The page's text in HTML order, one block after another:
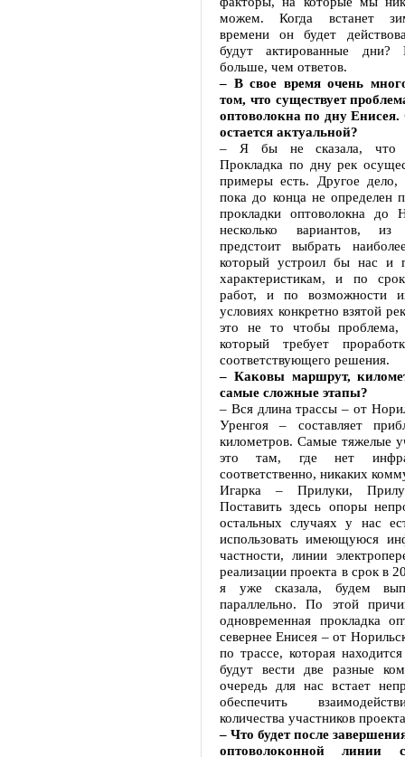
можем. Когда встанет
времени он будет
будут актированные дни?
больше, чем ответов.
– В свое время очень
том, что существует
оптоволокна по дну
остается актуальной?
– Я бы не сказала, что
Прокладка по дну рек
примеры есть. Другое дело,
пока до конца не определен
прокладки оптоволокна до
несколько вариантов,
предстоит выбрать
который устроил бы нас и
характеристикам, и по
работ, и по возможности
условиях конкретно взятой
это не то чтобы проблема,
который требует
соответствующего решения.
– Каковы маршрут,
самые сложные этапы?
– Вся длина трассы – от
Уренгоя – составляет
километров. Самые тяжелые
это там, где нет
соответственно, никаких
Игарка – Прилуки,
Поставить здесь опоры
остальных случаях у нас
использовать имеющуюся
частности, линии
реализации проекта в срок в
я уже сказала, будем
параллельно. По этой
одновременная прокладка
севернее Енисея – от
по трассе, которая
будут вести две разные
очередь для нас встает
обеспечить
количества участников
– Что будет после
оптоволоконной линии